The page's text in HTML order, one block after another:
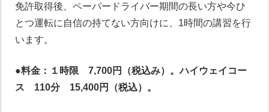
免許取得後、ペーパードライバー期間の長い方や今ひ
とつ運転に自信の持てない方向けに、1時間の講習を行
います。
●料金：１時限 7,700円（税込み）。ハイウェイコー
ス
110分 15,400円（税込）。